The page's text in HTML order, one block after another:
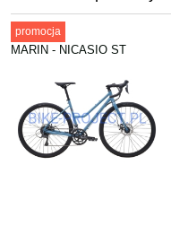
MARIN - NICASIO ST
promocja